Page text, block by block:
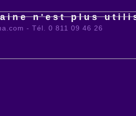
n'est plus
- Tél. 0 811 09 46 26